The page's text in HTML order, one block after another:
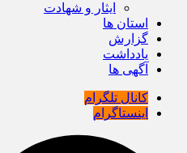
ایثار و شهادت
استان ها
گزارش
یادداشت
آگهی ها
کانال تلگرام
اینستاگرام